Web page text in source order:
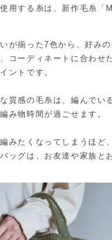
用する糸は、新作毛糸「
が揃った7色から、好み
コーディネートに合わせ
ントです。
質感の毛糸は、編んでい
み物時間が過ごせます。
みたくなってしまうほど
ッグは、お友達や家族と